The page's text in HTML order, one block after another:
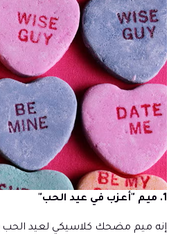
1. ميم "أعزب في عيد الحب"
إنه ميم مضحك كلاسيكي لعيد